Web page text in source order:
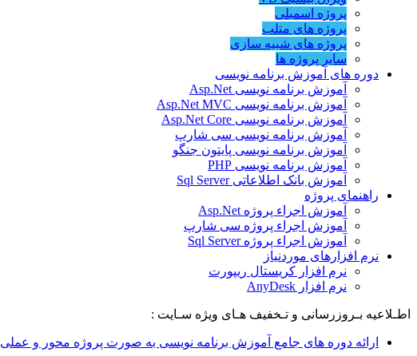
پروژه اسمبلی
پروژه های متلب
پروژه های شبیه سازی
سایر پروژه ها
دوره های آموزش برنامه نویسی
آموزش برنامه نویسی Asp.Net
آموزش برنامه نویسی Asp.Net MVC
آموزش برنامه نویسی Asp.Net Core
آموزش برنامه نویسی سی شارپ
آموزش برنامه نویسی پایتون جنگو
آموزش برنامه نویسی PHP
آموزش بانک اطلاعاتی Sql Server
راهنمای پروژه
آموزش اجراء پروژه Asp.Net
آموزش اجراء پروژه سی شارپ
آموزش اجراء پروژه Sql Server
نرم افزارهای موردنیاز
نرم افزار کریستال ریپورت
نرم افزار AnyDesk
اطـلاعیه بـروزرسانی و تـخفیف هـای ویژه سـایت :
ارائه دوره های جامع آموزش برنامه نویسی به صورت پروژه محور و عملی